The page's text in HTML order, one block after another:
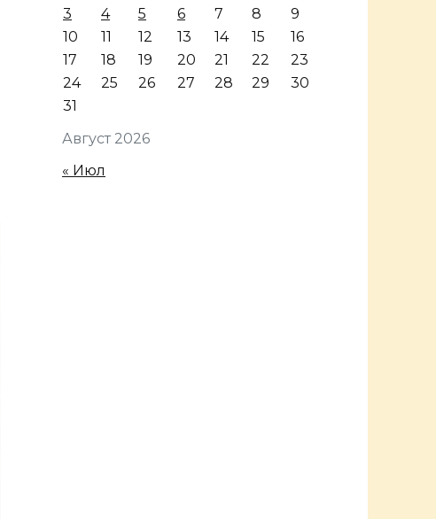
Август 2026
3
4 5 6 7 8
9
10
11 12 13 14 15
16
17
18 19 20 21 22
23
24
25 26 27 28 29
30
31
« Июл